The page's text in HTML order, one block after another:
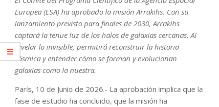
Europea (ESA) ha aprobado la misión Arrakihs. Con su
lanzamiento previsto para finales de 2030, Arrakihs
captará la tenue luz de los halos de galaxias cercanas. Al
revelar lo invisible, permitirá reconstruir la historia
cósmica y entender cómo se forman y evolucionan
galaxias como la nuestra.
París, 10 de Junio de 2026.- La aprobación implica que la
fase de estudio ha concluido, que la misión ha